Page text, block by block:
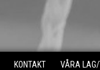
KONTAKT VÅRA